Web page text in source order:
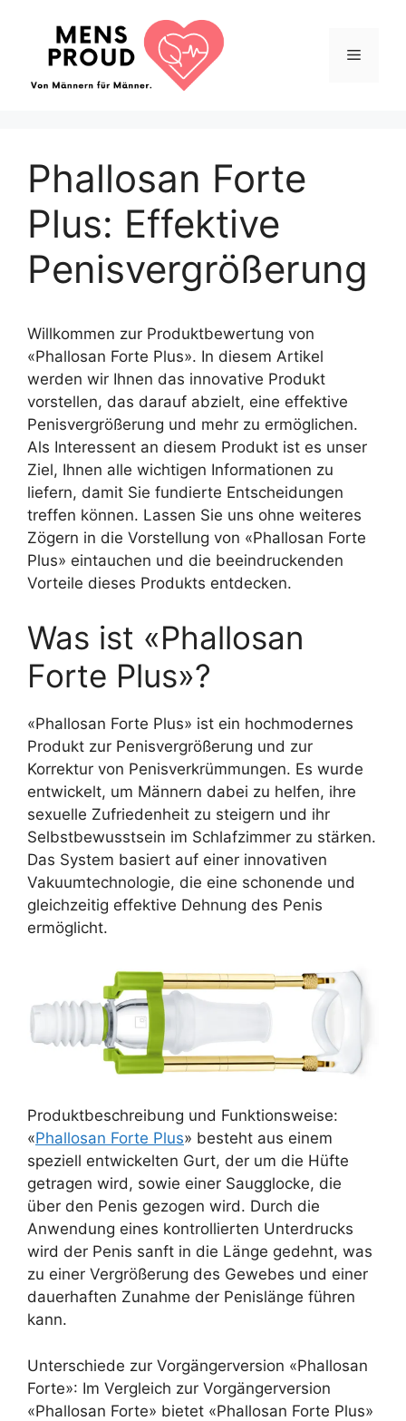
Menü
Phallosan Forte
Plus: Effektive
Penisvergrößerung
Willkommen zur Produktbewertung von
«Phallosan Forte Plus». In diesem Artikel
werden wir Ihnen das innovative Produkt
vorstellen, das darauf abzielt, eine effektive
Penisvergrößerung und mehr zu ermöglichen.
Als Interessent an diesem Produkt ist es unser
Ziel, Ihnen alle wichtigen Informationen zu
liefern, damit Sie fundierte Entscheidungen
treffen können. Lassen Sie uns ohne weiteres
Zögern in die Vorstellung von «Phallosan Forte
Plus» eintauchen und die beeindruckenden
Vorteile dieses Produkts entdecken.
Was ist «Phallosan
Forte Plus»?
«Phallosan Forte Plus» ist ein hochmodernes
Produkt zur Penisvergrößerung und zur
Korrektur von Penisverkrümmungen. Es wurde
entwickelt, um Männern dabei zu helfen, ihre
sexuelle Zufriedenheit zu steigern und ihr
Selbstbewusstsein im Schlafzimmer zu stärken.
Das System basiert auf einer innovativen
Vakuumtechnologie, die eine schonende und
gleichzeitig effektive Dehnung des Penis
ermöglicht.
Produktbeschreibung und Funktionsweise:
«Phallosan Forte Plus» besteht aus einem
speziell entwickelten Gurt, der um die Hüfte
getragen wird, sowie einer Saugglocke, die
über den Penis gezogen wird. Durch die
Anwendung eines kontrollierten Unterdrucks
wird der Penis sanft in die Länge gedehnt, was
zu einer Vergrößerung des Gewebes und einer
dauerhaften Zunahme der Penislänge führen
kann.
Unterschiede zur Vorgängerversion «Phallosan
Forte»: Im Vergleich zur Vorgängerversion
«Phallosan Forte» bietet «Phallosan Forte Plus»